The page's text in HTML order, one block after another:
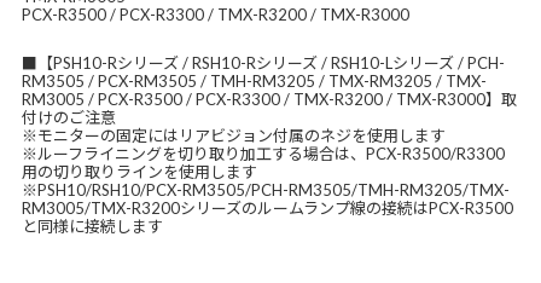
PCX-R3500 / PCX-R3300 / TMX-R3200 / TMX-R3000
■【PSH10-Rシリーズ / RSH10-Rシリーズ / RSH10-Lシリーズ / PCH-
RM3505 / PCX-RM3505 / TMH-RM3205 / TMX-RM3205 / TMX-
RM3005 / PCX-R3500 / PCX-R3300 / TMX-R3200 / TMX-R3000】取
付けのご注意
※モニターの固定にはリアビジョン付属のネジを使用します
※ルーフライニングを切り取り加工する場合は、PCX-R3500/R3300
用の切り取りラインを使用します
※PSH10/RSH10/PCX-RM3505/PCH-RM3505/TMH-RM3205/TMX-
RM3005/TMX-R3200シリーズのルームランプ線の接続はPCX-R3500
と同様に接続します